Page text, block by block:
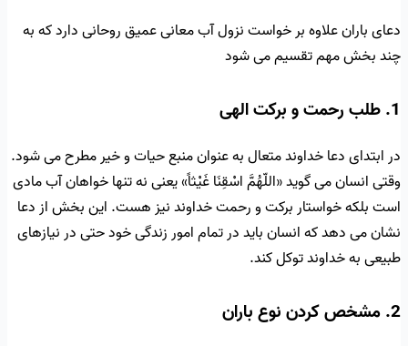
دعای باران علاوه بر خواست نزول آب معانی عمیق روحانی دارد که به
چند بخش مهم تقسیم می شود
1. طلب رحمت و برکت الهی
در ابتدای دعا خداوند متعال به عنوان منبع حیات و خیر مطرح می شود.
وقتی انسان می گوید «اللّهُمَّ اسْقِنَا غَيْثاً» یعنی نه تنها خواهان آب مادی
است بلکه خواستار برکت و رحمت خداوند نیز هست. این بخش از دعا
نشان می دهد که انسان باید در تمام امور زندگی خود حتی در نیازهای
طبیعی به خداوند توکل کند.
2. مشخص کردن نوع باران